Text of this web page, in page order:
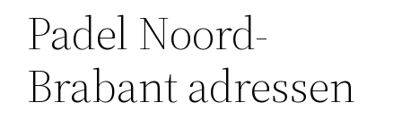
Padel Noord-
Brabant adressen